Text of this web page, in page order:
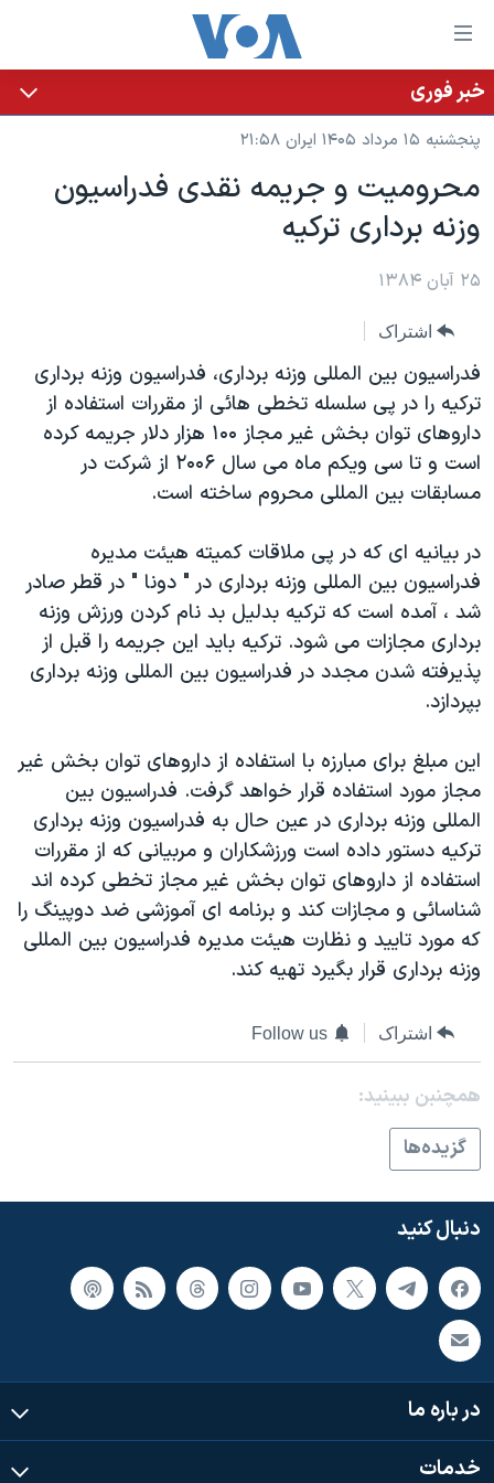
لینکهای
قابل
دسترسی
جهش
محتوای
اصلی
جهش
به
اصلی
جهش
به
جستجو
خانه
نسخه سبک وب‌سایت
موضوع ها
ایران
آمریکا
گزیده‌ها
ویژه برنامه‌ها
ویدیوها
حقوق شهروندی
اقتصادی
علم و فناوری
اسرائیل در جنگ
گالری عکس
آرشیو پخش زنده
برنامه های تلویزیونی
جدول برنامه ها
صفحه‌های ویژه
عملیات خشم حماسی
۲۵۰سالگی آمریکا
بایگانی برنامه‌های تلویزیونی
انتخابات ریاست جمهوری آمریکا ۲۰۲۴
حمله جمهوری اسلامی به اسرائیل
رمز مهسا
ورزش زنان در ایران
اعتراضات زن، زندگی، آزادی
مجموعه مستندهای دادخواهی
تریبونال مردمی آبان ۹۸
دادگاه حمید نوری
چهل سال گروگان‌گیری
قانون شفافیت دارائی کادر رهبری ایران
اعتراضات مردمی آبان ۹۸
نرگس محمدی برنده جایزه نوبل صلح
صفحه‌های ویژه
سفر پرزیدنت ترامپ به چین
پخش رادیویی
یادگیری زبان انگلیسی
زبانهای مختلف
خبر فوری
پنجشنبه ۱۵ مرداد ۱۴۰۵ ایران ۲۱:۵۸
محروميت و جريمه نقدی فدراسيون
وزنه برداری ترکيه
۲۵ آبان ۱۳۸۴
اشتراک
فدراسيون بين المللی وزنه برداری، فدراسيون وزنه برداری
ترکيه را در پی سلسله تخطی هائی از مقررات استفاده از
داروهای توان بخش غير مجاز ۱۰۰ هزار دلار جريمه کرده
است و تا سی ويکم ماه می سال ۲۰۰۶ از شرکت در
مسابقات بين المللی محروم ساخته است.
در بيانيه ای که در پی ملاقات کميته هيئت مديره
فدراسيون بين المللی وزنه برداری در " دونا " در قطر صادر
شد ، آمده است که ترکيه بدليل بد نام کردن ورزش وزنه
برداری مجازات می شود. ترکيه بايد اين جريمه را قبل از
پذيرفته شدن مجدد در فدراسيون بين المللی وزنه برداری
بپردازد.
اين مبلغ برای مبارزه با استفاده از داروهای توان بخش غير
مجاز مورد استفاده قرار خواهد گرفت. فدراسيون بين
المللی وزنه برداری در عين حال به فدراسيون وزنه برداری
ترکيه دستور داده است ورزشکاران و مربيانی که از مقررات
استفاده از داروهای توان بخش غير مجاز تخطی کرده اند
شناسائی و مجازات کند و برنامه ای آموزشی ضد دوپينگ را
که مورد تاييد و نظارت هيئت مديره فدراسيون بين المللی
وزنه برداری قرار بگيرد تهيه کند.
اشتراک Follow us
همچنبن ببینید:
گزيده‌ها
دنبال کنید
در باره ما
خدمات